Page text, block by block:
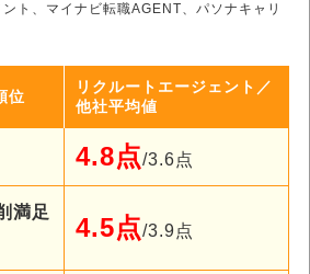
ト、マイナビ転職AGENT、パソナキャリ
位
リクルートエージェント／
他社平均値
4.8点/3.6点
満足
4.5点/3.9点